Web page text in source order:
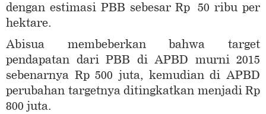
dengan estimasi PBB sebesar Rp 50 ribu per
hektare.
Abisua membeberkan bahwa target
pendapatan dari PBB di APBD murni 2015
sebenarnya Rp 500 juta, kemudian di APBD
perubahan targetnya ditingkatkan menjadi Rp
800 juta.